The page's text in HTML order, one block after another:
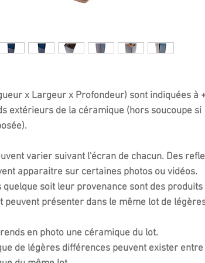
x Largeur x Profondeur) sont indiquées à
extérieurs de la céramique (hors soucoupe si
varier suivant l'écran de chacun. Des
apparaitre sur certaines photos ou vidéos.
quelque soit leur provenance sont des produits
peuvent présenter dans le même lot de
en photo une céramique du lot.
de légères différences peuvent exister entre